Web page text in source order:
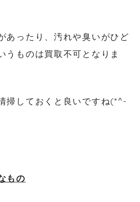
あったり、汚れや臭いがひど
うものは買取不可となりま
掃しておくと良いですね(*^-
もの